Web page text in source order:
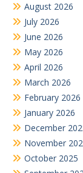
August 2026
July 2026
June 2026
May 2026
April 2026
March 2026
February 2026
January 2026
December
November
October 2025